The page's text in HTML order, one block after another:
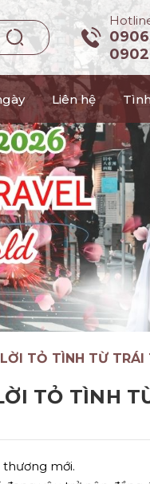
Liên hệ
TỎ TÌNH TỪ TRÁI
TỎ TÌNH
mới.